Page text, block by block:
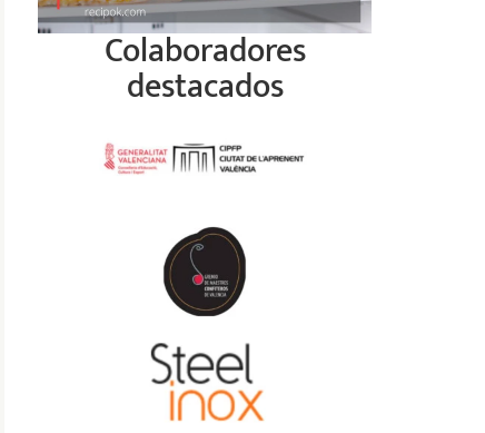
Colaboradores
destacados